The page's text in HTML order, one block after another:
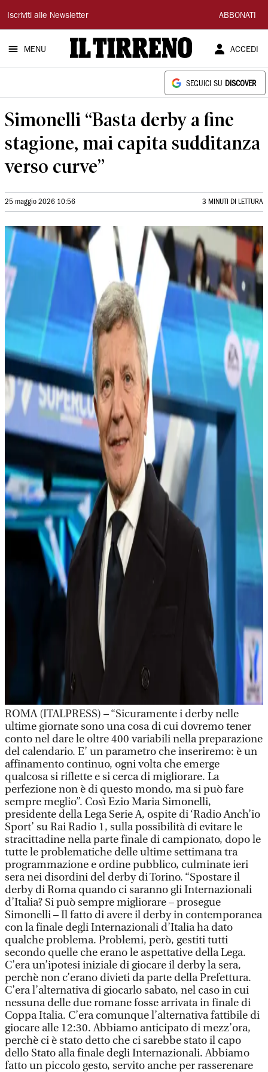
Il
Tirreno
Iscriviti alle Newsletter ABBONATI
MENU ACCEDI
SEGUICI SU DISCOVER
Simonelli “Basta derby a fine
stagione, mai capita sudditanza
verso curve”
25 maggio 2026 10:56 3 MINUTI DI LETTURA
ROMA (ITALPRESS) – “Sicuramente i derby nelle
ultime giornate sono una cosa di cui dovremo tener
conto nel dare le oltre 400 variabili nella preparazione
del calendario. E’ un parametro che inseriremo: è un
affinamento continuo, ogni volta che emerge
qualcosa si riflette e si cerca di migliorare. La
perfezione non è di questo mondo, ma si può fare
sempre meglio”. Così Ezio Maria Simonelli,
presidente della Lega Serie A, ospite di ‘Radio Anch’io
Sport’ su Rai Radio 1, sulla possibilità di evitare le
stracittadine nella parte finale di campionato, dopo le
tutte le problematiche delle ultime settimana tra
programmazione e ordine pubblico, culminate ieri
sera nei disordini del derby di Torino. “Spostare il
derby di Roma quando ci saranno gli Internazionali
d’Italia? Si può sempre migliorare – prosegue
Simonelli – Il fatto di avere il derby in contemporanea
con la finale degli Internazionali d’Italia ha dato
qualche problema. Problemi, però, gestiti tutti
secondo quelle che erano le aspettative della Lega.
C’era un’ipotesi iniziale di giocare il derby la sera,
perchè non c’erano divieti da parte della Prefettura.
C’era l’alternativa di giocarlo sabato, nel caso in cui
nessuna delle due romane fosse arrivata in finale di
Coppa Italia. C’era comunque l’alternativa fattibile di
giocare alle 12:30. Abbiamo anticipato di mezz’ora,
perchè ci è stato detto che ci sarebbe stato il capo
dello Stato alla finale degli Internazionali. Abbiamo
fatto un piccolo gesto, servito anche per rasserenare